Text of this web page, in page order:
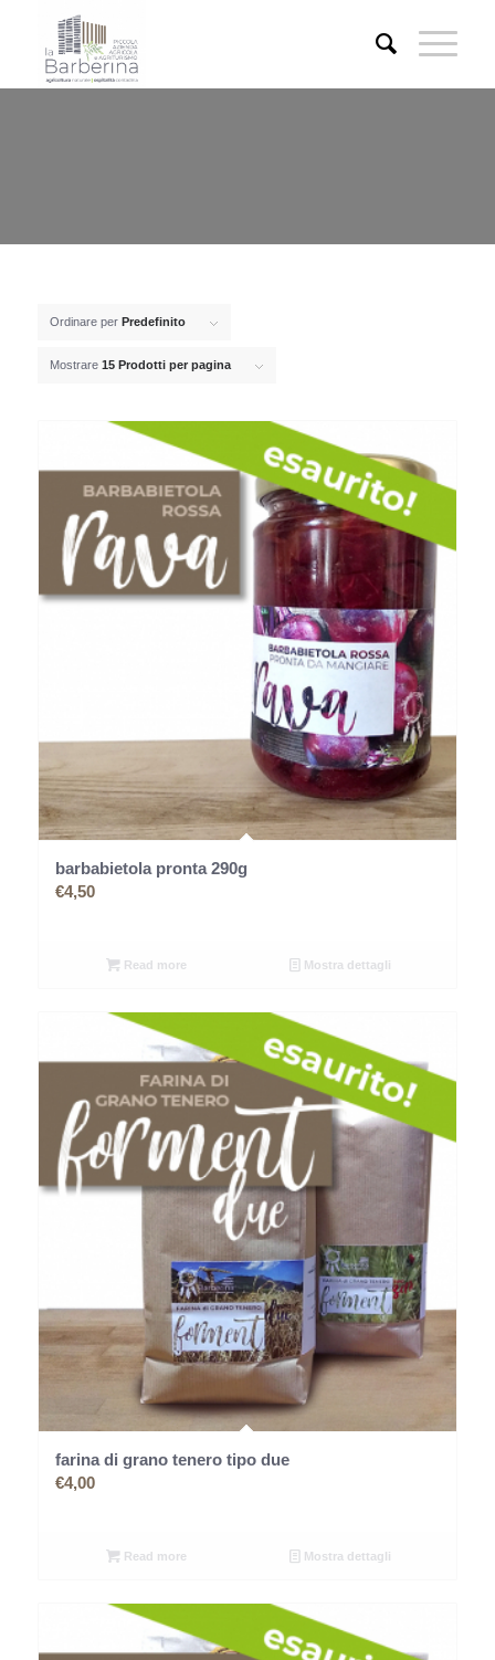
Ordinare per Predefinito
Mostrare 15 Prodotti per pagina
barbabietola pronta 290g
€4,50
Read more Mostra dettagli
farina di grano tenero tipo due
€4,00
Read more Mostra dettagli